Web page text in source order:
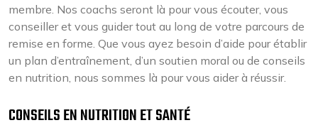
membre. Nos coachs seront là pour vous écouter, vous
conseiller et vous guider tout au long de votre parcours de
remise en forme. Que vous ayez besoin d’aide pour établir
un plan d’entraînement, d’un soutien moral ou de conseils
en nutrition, nous sommes là pour vous aider à réussir.
CONSEILS EN NUTRITION ET SANTÉ